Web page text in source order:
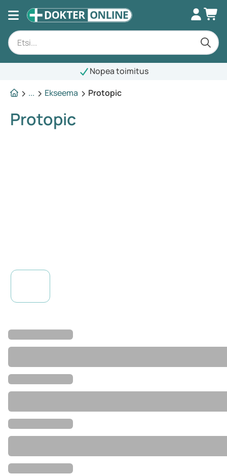
Nopea toimitus
...
Ekseema Protopic
Protopic